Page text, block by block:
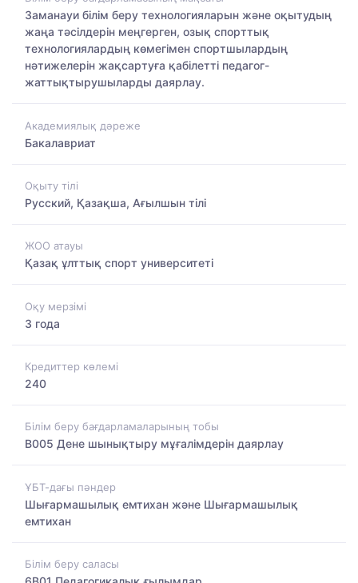
Заманауи білім беру технологияларын және оқытудың
жаңа тәсілдерін меңгерген, озық спорттық
технологиялардың көмегімен спортшылардың
нәтижелерін жақсартуға қабілетті педагог-
жаттықтырушыларды даярлау.
Академиялық дәреже
Бакалавриат
Оқыту тілі
Русский, Қазақша, Ағылшын тілі
ЖОО атауы
Қазақ ұлттық спорт университеті
Оқу мерзімі
3 года
Кредиттер көлемі
240
Білім беру бағдарламаларының тобы
B005 Дене шынықтыру мұғалімдерін даярлау
ҰБТ-дағы пәндер
Шығармашылық емтихан және Шығармашылық
емтихан
Білім беру саласы